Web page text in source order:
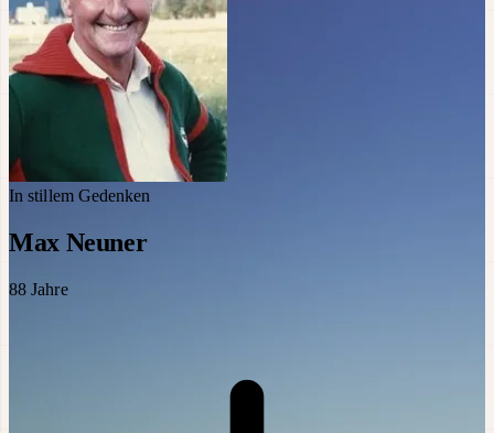
In stillem Gedenken
Max Neuner
88 Jahre